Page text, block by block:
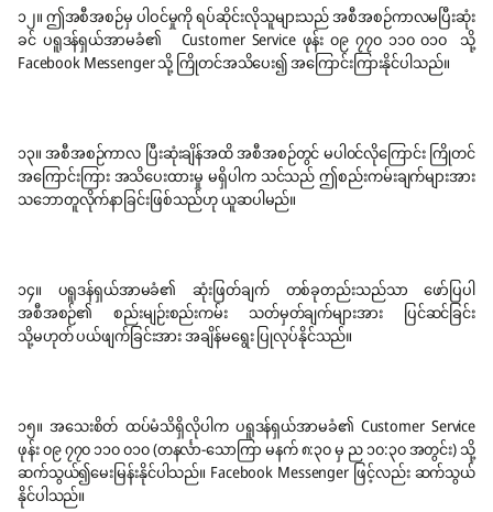
၁၂။ ဤအစီအစဉ်မှ ပါဝင်မှုကို ရပ်ဆိုင်းလိုသူများသည် အစီအစဉ်ကာလမပြီးဆုံး
ခင် ပရူဒန်ရှယ်အာမခံ၏Customer Service ဖုန်း ၀၉ ၇၇၀ ၁၁၀ ၀၁၀ သို့
Facebook Messenger သို့ ကြိုတင်အသိပေး၍ အကြောင်းကြားနိုင်ပါသည်။
၁၃။ အစီအစဉ်ကာလ ပြီးဆုံးချိန်အထိ အစီအစဉ်တွင် မပါ၀င်လိုကြောင်း ကြိုတင်
အကြောင်းကြား အသိပေးထားမှု မရှိပါက သင်သည် ဤစည်းကမ်းချက်များအား
သဘောတူလိုက်နာခြင်းဖြစ်သည်ဟု ယူဆပါမည်။
၁၄။ ပရူဒန်ရှယ်အာမခံ၏ ဆုံးဖြတ်ချက် တစ်ခုတည်းသည်သာ ဖော်ပြပါ
အစီအစဉ်၏ စည်းမျဉ်းစည်းကမ်း သတ်မှတ်ချက်များအား ပြင်ဆင်ခြင်း
သို့မဟုတ် ပယ်ဖျက်ခြင်းအား အချိန်မရွေး ပြုလုပ်နိုင်သည်။
၁၅။ အသေးစိတ် ထပ်မံသိရှိလိုပါက ပရူဒန်ရှယ်အာမခံ၏ Customer Service
ဖုန်း ၀၉ ၇၇၀ ၁၁၀ ၀၁၀ (တနင်္လာ-သောကြာ မနက် ၈:၃၀ မှ ည ၁၀:၃၀ အတွင်း) သို့
ဆက်သွယ်၍မေးမြန်းနိုင်ပါသည်။ Facebook Messenger ဖြင့်လည်း ဆက်သွယ်
နိုင်ပါသည်။